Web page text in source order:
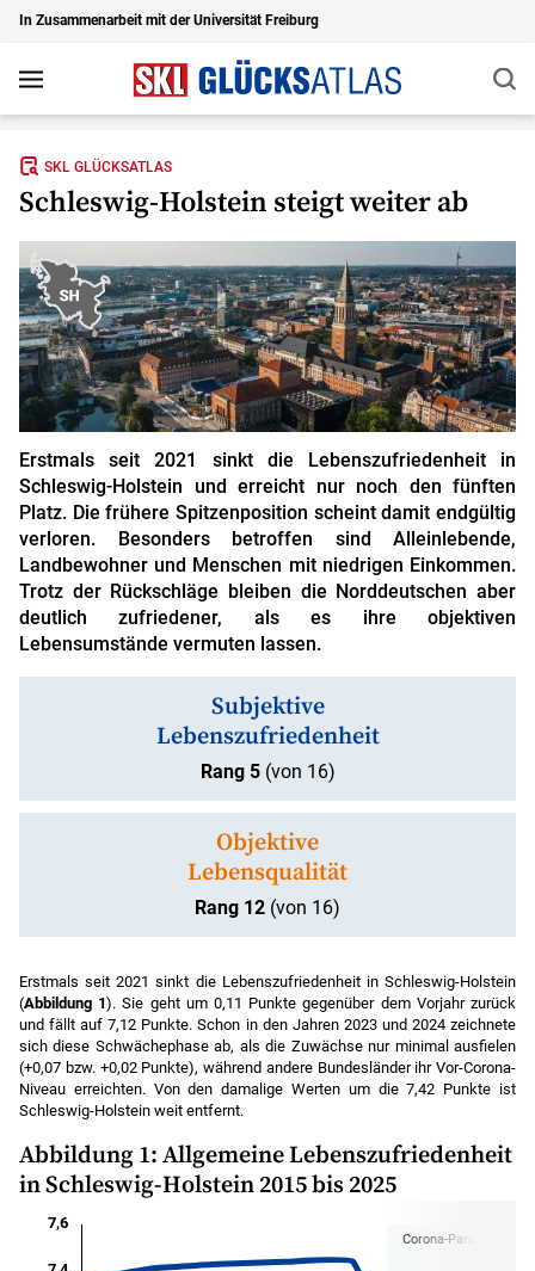
In Zusammenarbeit mit der Universität Freiburg
Navigation
SKL GLÜCKSATLAS
Schleswig-Holstein steigt weiter ab
Erstmals seit 2021 sinkt die Lebenszufriedenheit in
Schleswig-Holstein und erreicht nur noch den fünften
Platz. Die frühere Spitzenposition scheint damit endgültig
verloren. Besonders betroffen sind Alleinlebende,
Landbewohner und Menschen mit niedrigen Einkommen.
Trotz der Rückschläge bleiben die Norddeutschen aber
deutlich zufriedener, als es ihre objektiven
Lebensumstände vermuten lassen.
Subjektive
Lebenszufriedenheit
Rang 5(von 16)
Objektive
Lebensqualität
Rang 12 (von 16)
Erstmals seit 2021 sinkt die Lebenszufriedenheit in Schleswig-Holstein
(Abbildung 1). Sie geht um 0,11 Punkte gegenüber dem Vorjahr zurück
und fällt auf 7,12 Punkte. Schon in den Jahren 2023 und 2024 zeichnete
sich diese Schwächephase ab, als die Zuwächse nur minimal ausfielen
(+0,07 bzw. +0,02 Punkte), während andere Bundesländer ihr Vor-Corona-
Niveau erreichten. Von den damalige Werten um die 7,42 Punkte ist
Schleswig-Holstein weit entfernt.
Abbildung 1: Allgemeine Lebenszufriedenheit
in Schleswig-Holstein 2015 bis 2025
Corona-Pandemie